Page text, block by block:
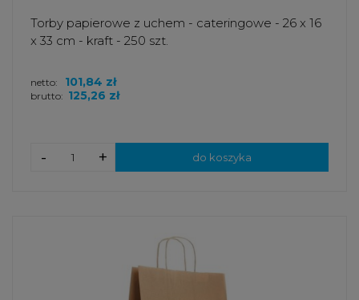
Torby papierowe z uchem - cateringowe - 26 x 16
x 33 cm - kraft - 250 szt.
brutto: 125,26 zł
netto: 101,84 zł
+
- do koszyka